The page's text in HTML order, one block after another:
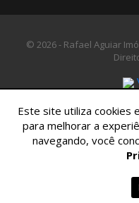
© 2026 - Rafael Aguiar
Este site utiliza cookies
para melhorar a
navegando, você